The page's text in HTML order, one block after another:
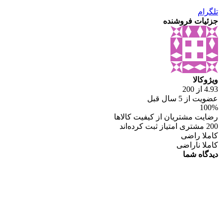
تلگرام
جزئیات فروشنده
ویژوکالا
4.93 از 200
عضویت از 5 سال قبل
100%
رضایت مشتریان از کیفیت کالاها
200 مشتری امتیاز ثبت کرده‌اند
کاملا راضی
کاملا ناراضی
دیدگاه شما